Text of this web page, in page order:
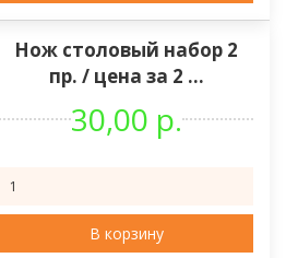
Нож столовый набор 2
пр. / цена за 2 ...
30,00 р.
В корзину